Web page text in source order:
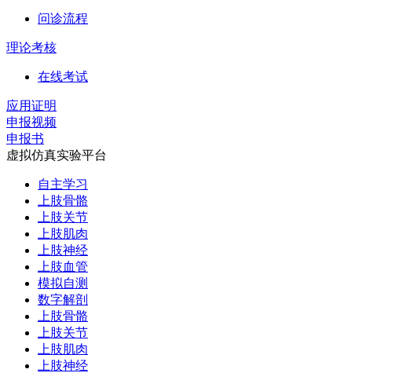
问诊流程
理论考核
在线考试
应用证明
申报视频
申报书
虚拟仿真实验平台
自主学习
上肢骨骼
上肢关节
上肢肌肉
上肢神经
上肢血管
模拟自测
数字解剖
上肢骨骼
上肢关节
上肢肌肉
上肢神经